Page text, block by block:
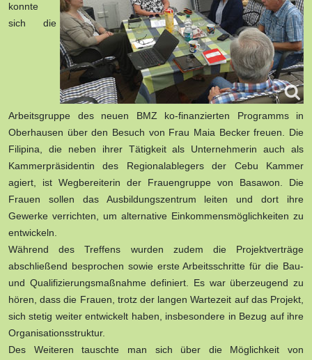
konnte
sich die
Arbeitsgruppe des neuen BMZ ko-finanzierten Programms in
Oberhausen über den Besuch von Frau Maia Becker freuen. Die
Filipina, die neben ihrer Tätigkeit als Unternehmerin auch als
Kammerpräsidentin des Regionalablegers der Cebu Kammer
agiert, ist Wegbereiterin der Frauengruppe von Basawon. Die
Frauen sollen das Ausbildungszentrum leiten und dort ihre
Gewerke verrichten, um alternative Einkommensmöglichkeiten zu
entwickeln.
Während des Treffens wurden zudem die Projektverträge
abschließend besprochen sowie erste Arbeitsschritte für die Bau-
und Qualifizierungsmaßnahme definiert. Es war überzeugend zu
hören, dass die Frauen, trotz der langen Wartezeit auf das Projekt,
sich stetig weiter entwickelt haben, insbesondere in Bezug auf ihre
Organisationsstruktur.
Des Weiteren tauschte man sich über die Möglichkeit von